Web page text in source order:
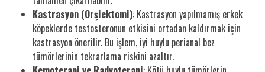
Kastrasyon (Orşiektomi): Kastrasyon yapılmamış erkek
köpeklerde testosteronun etkisini ortadan kaldırmak için
kastrasyon önerilir. Bu işlem, iyi huylu perianal bez
tümörlerinin tekrarlama riskini azaltır.